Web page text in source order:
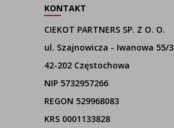
KONTAKT
CIEKOT PARTNERS SP. Z O. O.
ul. Szajnowicza - Iwanowa 55/3
42-202 Częstochowa
NIP 5732957266
REGON 529968083
KRS 0001133828